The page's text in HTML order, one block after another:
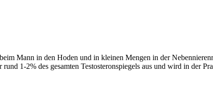
Mann in den Hoden und in kleinen Mengen in der
1-2% des gesamten Testosteronspiegels aus und wird in der